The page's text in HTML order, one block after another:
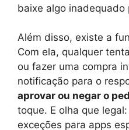
baixe algo
Além disso, existe a
Com ela, qualquer
ou fazer uma compra
notificação para o
aprovar ou negar o
toque. E olha que
exceções para apps